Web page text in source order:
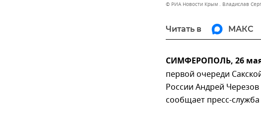
© РИА Новости Крым . Владислав
Читать в МАКС
СИМФЕРОПОЛЬ, 26
первой очереди
России Андрей
сообщает пресс-